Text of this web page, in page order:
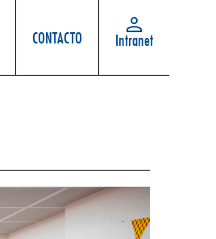
CONTACTO Intranet